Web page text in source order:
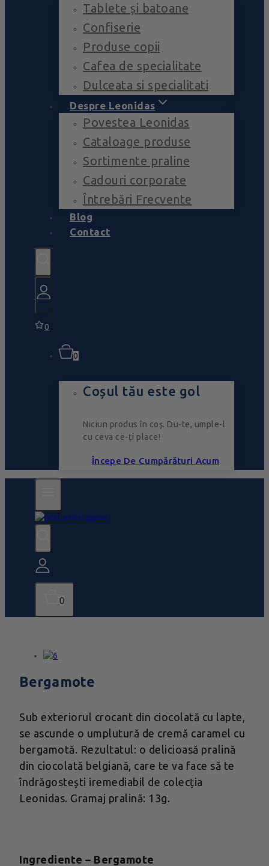
Tablete și batoane
Confiserie
Produse copii
Cafea de specialitate
Dulceata si specialitati
Despre Leonidas
Povestea Leonidas
Cataloage produse
Sortimente praline
Cadouri corporate
Întrebări Frecvente
Blog
Contact
0
0
Coșul tău este gol
Niciun produs în coș. Du-te, umple-l
cu ceva ce-ți place!
Începe De Cumpărături Acum
0
Bergamote
Sub exteriorul crocant din ciocolată cu lapte,
se ascunde o umplutură de cremă caramel cu
bergamotă. Rezultatul: o delicioasă pralină
din ciocolată belgiană, care te va face să te
îndrăgostești iremediabil de colecția
Leonidas. Gramaj pralină: 13g.
Ingrediente – Bergamote